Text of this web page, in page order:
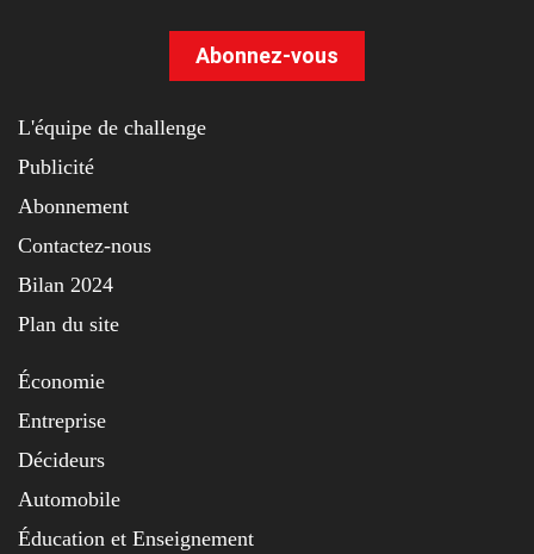
Abonnez-vous
L'équipe de challenge
Publicité
Abonnement
Contactez-nous
Bilan 2024
Plan du site
Économie
Entreprise
Décideurs
Automobile
Éducation et Enseignement